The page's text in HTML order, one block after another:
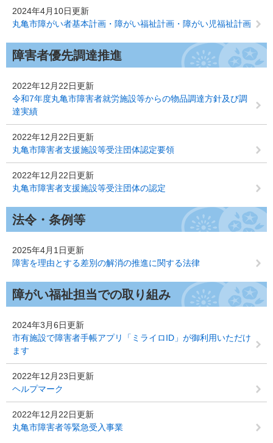
2024年4月10日更新
丸亀市障がい者基本計画・障がい福祉計画・障がい児福祉計画
障害者優先調達推進
2022年12月22日更新
令和7年度丸亀市障害者就労施設等からの物品調達方針及び調
達実績
2022年12月22日更新
丸亀市障害者支援施設等受注団体認定要領
2022年12月22日更新
丸亀市障害者支援施設等受注団体の認定
法令・条例等
2025年4月1日更新
障害を理由とする差別の解消の推進に関する法律
障がい福祉担当での取り組み
2024年3月6日更新
市有施設で障害者手帳アプリ「ミライロID」が御利用いただけ
ます
2022年12月23日更新
ヘルプマーク
2022年12月22日更新
丸亀市障害者等緊急受入事業